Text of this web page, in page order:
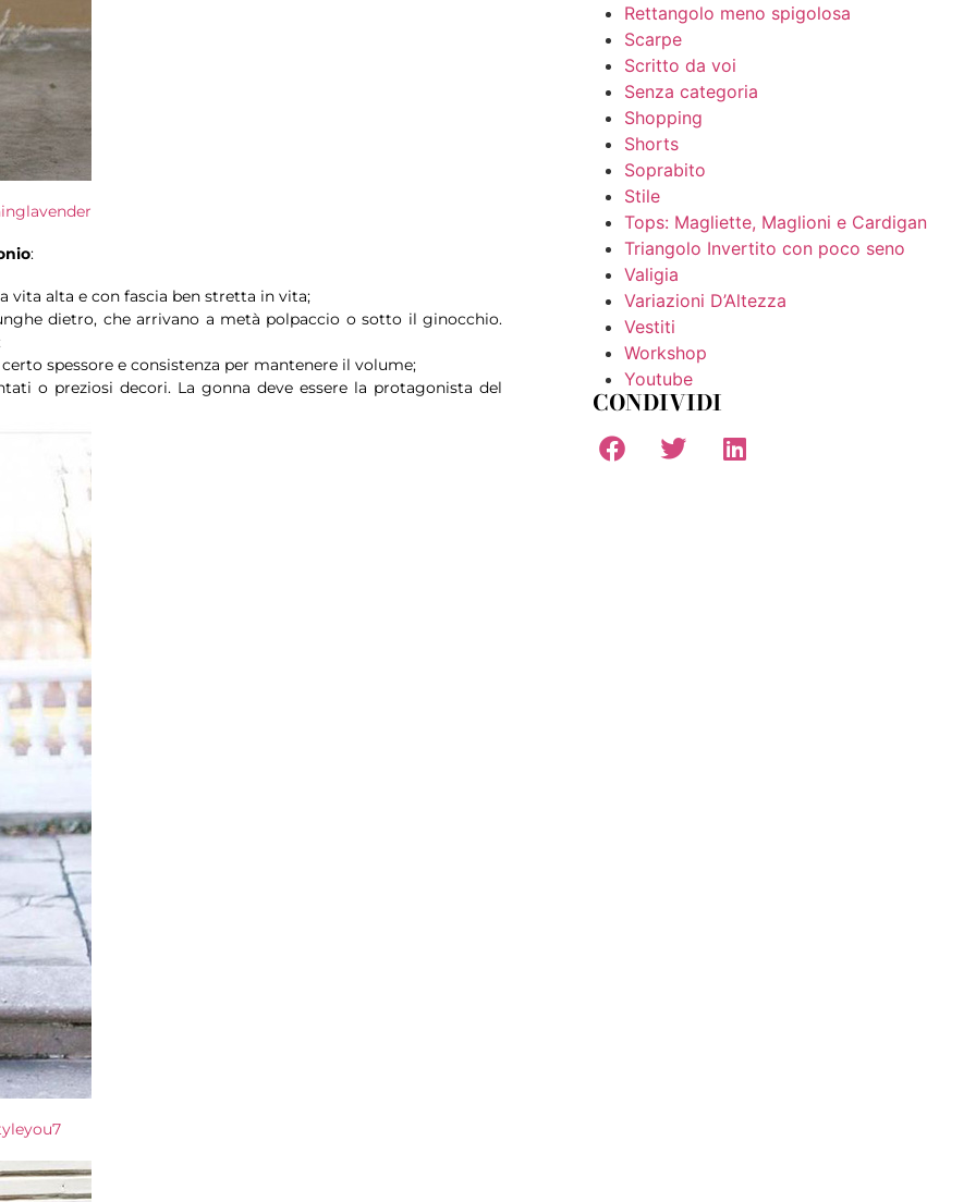
:
vita alta e con fascia ben stretta in vita;
dietro, che arrivano a metà polpaccio o sotto il ginocchio.
spessore e consistenza per mantenere il volume;
o preziosi decori. La gonna deve essere la protagonista del
Rettangolo meno spigolosa
Scarpe
Scritto da voi
Senza categoria
Shopping
Shorts
Soprabito
Stile
Tops: Magliette, Maglioni e Cardigan
Triangolo Invertito con poco seno
Valigia
Variazioni D’Altezza
Vestiti
Workshop
Youtube
CONDIVIDI